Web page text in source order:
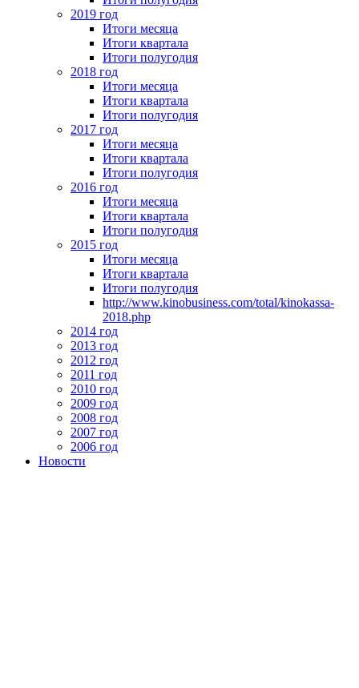
2019 год
Итоги месяца
Итоги квартала
Итоги полугодия
2018 год
Итоги месяца
Итоги квартала
Итоги полугодия
2017 год
Итоги месяца
Итоги квартала
Итоги полугодия
2016 год
Итоги месяца
Итоги квартала
Итоги полугодия
2015 год
Итоги месяца
Итоги квартала
Итоги полугодия
http://www.kinobusiness.com/total/kinokassa-
2018.php
2014 год
2013 год
2012 год
2011 год
2010 год
2009 год
2008 год
2007 год
2006 год
Новости